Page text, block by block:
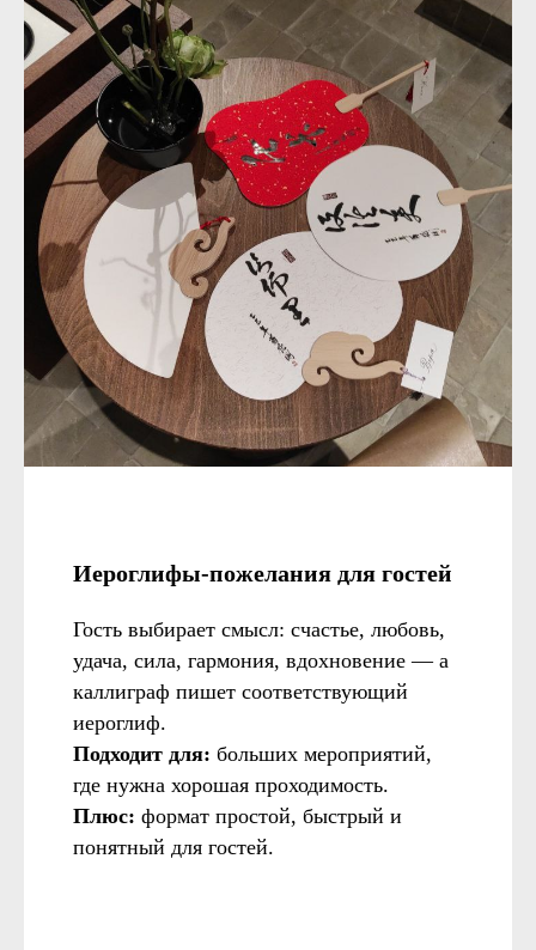
Иероглифы-пожелания для гостей
Гость выбирает смысл: счастье, любовь,
удача, сила, гармония, вдохновение — а
каллиграф пишет соответствующий
иероглиф.
Подходит для: больших мероприятий,
где нужна хорошая проходимость.
Плюс: формат простой, быстрый и
понятный для гостей.